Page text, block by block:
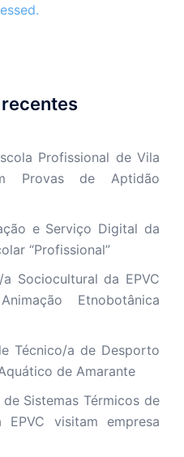
Profissional de Vila
Provas de Aptidão
e Serviço Digital da
“Profissional”
Sociocultural da EPVC
Etnobotânica
Técnico/a de Desporto
de Amarante
Sistemas Térmicos de
EPVC visitam empresa